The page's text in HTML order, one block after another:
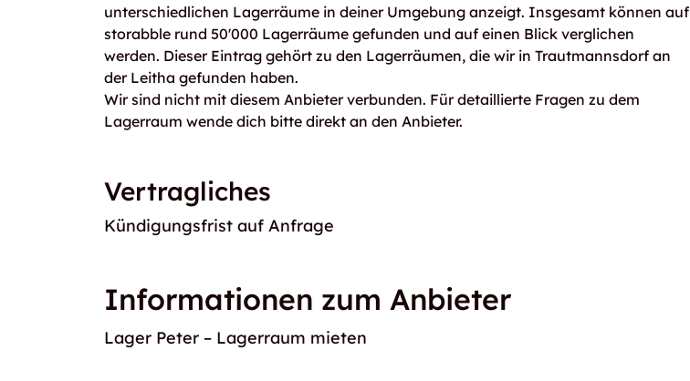
unterschiedlichen Lagerräume in deiner Umgebung anzeigt. Insgesamt können auf
storabble rund 50'000 Lagerräume gefunden und auf einen Blick verglichen
werden. Dieser Eintrag gehört zu den Lagerräumen, die wir in Trautmannsdorf an
der Leitha gefunden haben.
Wir sind nicht mit diesem Anbieter verbunden. Für detaillierte Fragen zu dem
Lagerraum wende dich bitte direkt an den Anbieter.
Vertragliches
Kündigungsfrist auf Anfrage
Informationen zum Anbieter
Lager Peter – Lagerraum mieten